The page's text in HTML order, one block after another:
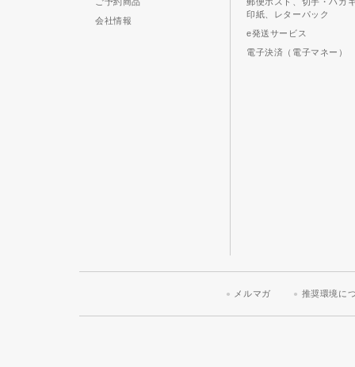
会社情報
印紙、レターパック
e発送サービス
電子決済（電子マネー）
メルマガ 推奨環境に